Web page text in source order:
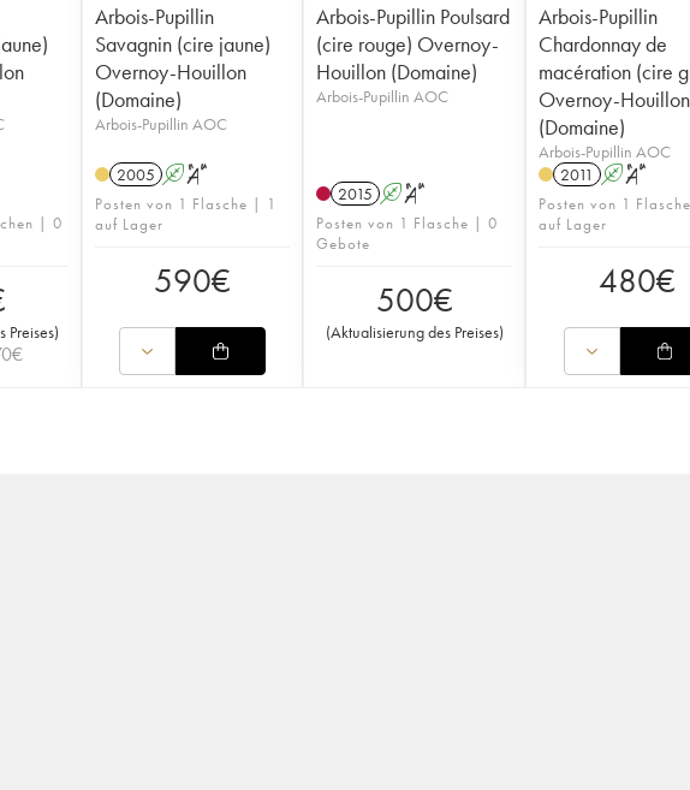
| 0
Preises)
€
Arbois-Pupillin
Savagnin (cire jaune)
Overnoy-Houillon
(Domaine)
Arbois-Pupillin AOC
2005 A S
Posten von 1 Flasche | 1
auf Lager
590€
Arbois-Pupillin Poulsard
(cire rouge) Overnoy-
Houillon (Domaine)
Arbois-Pupillin AOC
2015 A S
Posten von 1 Flasche | 0
Gebote
500€
(Aktualisierung des Preises)
Arbois-Pupillin
Chardonnay de
macération (cire
Overnoy-Houillon
(Domaine)
Arbois-Pupillin AOC
2011
A S
Posten von 1
auf Lager
480€